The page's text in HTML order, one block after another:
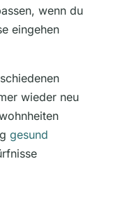
wenn du
eingehen
wieder neu
gesund